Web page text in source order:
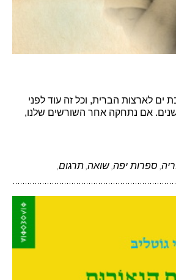
ים לארצות הברית, וכל זה עוד לפני
לפרנק לוי 13 שנים. אם נתחקה אחר השורשים שלנו,
, ספרות יפה, שואה, תרגום,